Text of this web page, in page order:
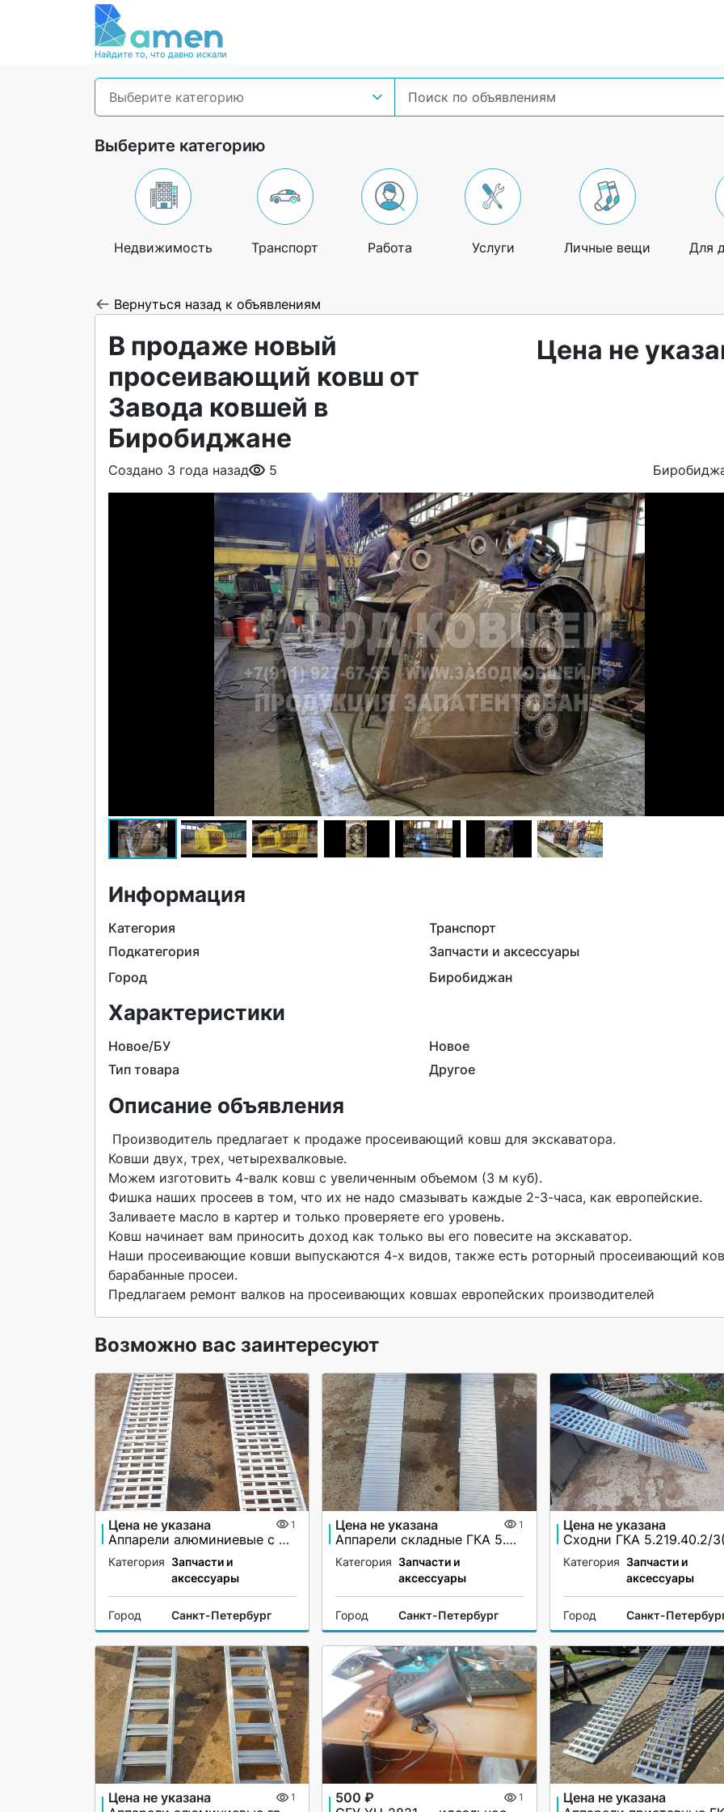
Найдите то, что давно искали
Выберите категорию
Выберите категорию
Недвижимость Транспорт Работа Услуги Личные вещи Для
Вернуться назад к объявлениям
В продаже новый
просеивающий ковш от
Завода ковшей в
Биробиджане
Цена не
Создано 3 года назад 5
Информация
Категория
Транспорт
Подкатегория
Запчасти и аксессуары
Город
Биробиджан
Характеристики
Новое/БУ
Новое
Тип товара
Другое
Описание объявления
Ковши двух, трех, четырехвалковые.
Можем изготовить 4-валк ковш с увеличенным объемом (3 м куб).
Фишка наших просеев в том, что их не надо смазывать каждые 2-3-часа, как европейские.
Заливаете масло в картер и только проверяете его уровень.
Ковш начинает вам приносить доход как только вы его повесите на экскаватор.
Наши просеивающие ковши выпускаются 4-х видов, также есть роторный просеивающий
барабанные просеи.
Предлагаем ремонт валков на просеивающих ковшах европейских производителей
Возможно вас заинтересуют
Цена не указана 1
Аппарели алюминиевые с бортами
Категория Запчасти и
аксессуары
Город Санкт-Петербург
Цена не указана 1
Аппарели складные ГКА 5.225.28.2/1(100%)СР
Категория Запчасти и
аксессуары
Город Санкт-Петербург
Цена не указана
Категория Запчасти и
аксессуары
Город Санкт-
Цена не указана 1 500 ₽ 1 Цена не указана